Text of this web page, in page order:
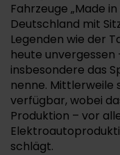
Fahrzeuge „Made
Deutschland mit
Legenden wie der
heute
insbesondere das
nenne. Mittlerweile
verfügbar, wobei
Produktion – vor
schlägt.